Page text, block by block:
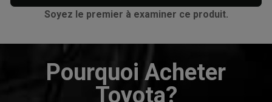
Soyez le premier à examiner ce produit.
Pourquoi Acheter
Toyota?